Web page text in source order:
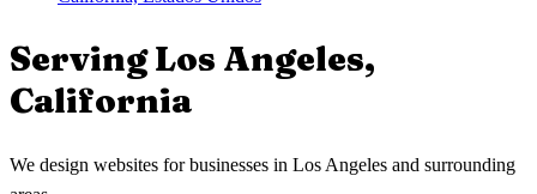
ServingLos Angeles,
California
We design websites for businesses in Los Angeles and surrounding